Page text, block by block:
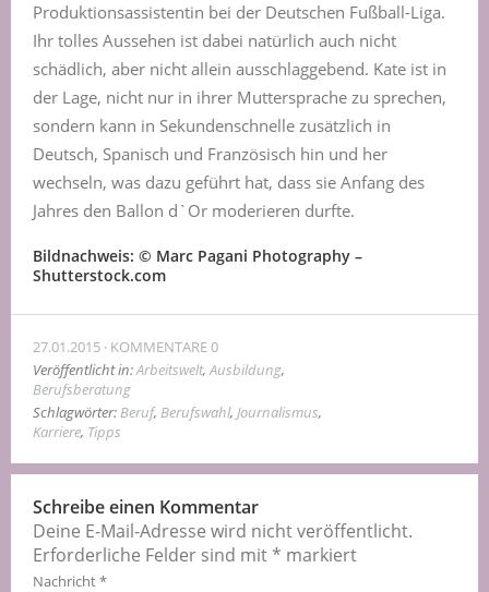
Produktionsassistentin bei der Deutschen Fußball-Liga.
Ihr tolles Aussehen ist dabei natürlich auch nicht
schädlich, aber nicht allein ausschlaggebend. Kate ist in
der Lage, nicht nur in ihrer Muttersprache zu sprechen,
sondern kann in Sekundenschnelle zusätzlich in
Deutsch, Spanisch und Französisch hin und her
wechseln, was dazu geführt hat, dass sie Anfang des
Jahres den Ballon d`Or moderieren durfte.
Bildnachweis: © Marc Pagani Photography –
Shutterstock.com
27.01.2015 KOMMENTARE 0
Veröffentlicht in:Arbeitswelt, Ausbildung,
Berufsberatung
Schlagwörter: Beruf, Berufswahl, Journalismus,
Karriere, Tipps
Schreibe einen Kommentar
Deine E-Mail-Adresse wird nicht veröffentlicht.
Erforderliche Felder sind mit * markiert
Nachricht*